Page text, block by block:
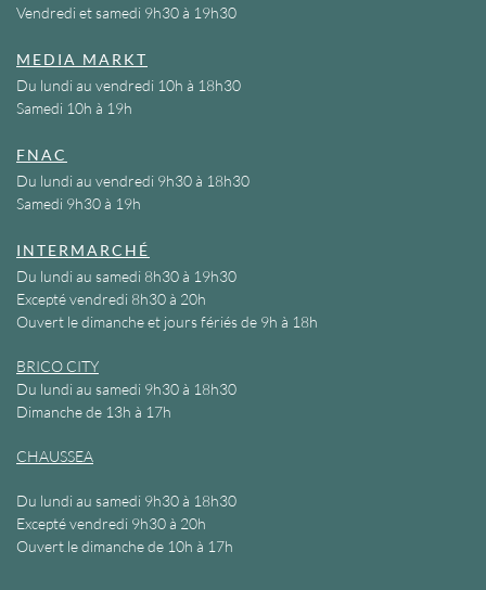
Vendredi et samedi 9h30 à 19h30
MEDIA MARKT
Du lundi au vendredi 10h à 18h30
Samedi 10h à 19h
FNAC
Du lundi au vendredi 9h30 à 18h30
Samedi 9h30 à 19h
INTERMARCHÉ
Du lundi au samedi 8h30 à 19h30
Excepté vendredi 8h30 à 20h
Ouvert le dimanche et jours fériés de 9h à 18h
BRICO CITY
Du lundi au samedi 9h30 à 18h30
Dimanche de 13h à 17h
CHAUSSEA
Du lundi au samedi 9h30 à 18h30
Excepté vendredi 9h30 à 20h
Ouvert le dimanche de 10h à 17h